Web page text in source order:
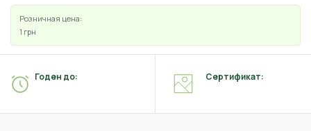
Розничная цена:
1 грн
Годен до: Сертификат: